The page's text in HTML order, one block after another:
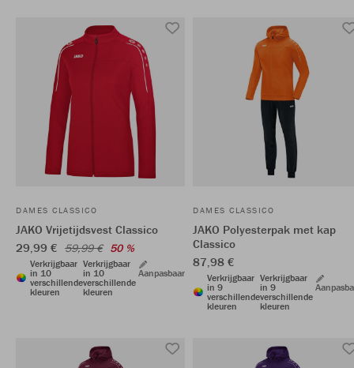
DAMES CLASSICO
JAKO Vrijetijdsvest Classico
29,99 € 59,99 € 50 %
Verkrijgbaar
in 10
verschillende
kleuren
Verkrijgbaar
in 10
verschillende
kleuren
Aanpasbaar
DAMES CLASSICO
JAKO Polyesterpak met kap
Classico
87,98 €
Verkrijgbaar
in 9
verschillende
kleuren
Verkrijgbaar
in 9
verschillende
kleuren